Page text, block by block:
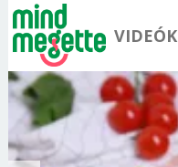
VIDEÓK